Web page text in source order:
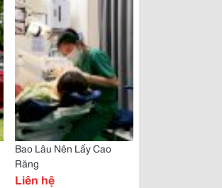
Bao Lâu Nên Lấy Cao
Răng
Liên hệ